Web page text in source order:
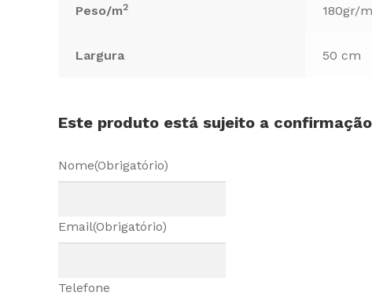
Peso/m2 180gr/
Largura 50 cm
Este produto está sujeito a
Nome(Obrigatório)
Email(Obrigatório)
Telefone